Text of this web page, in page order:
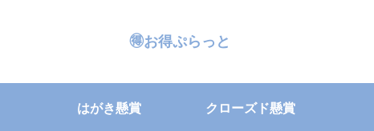
🉐お得ぷらっと
はがき懸賞 クローズド懸賞